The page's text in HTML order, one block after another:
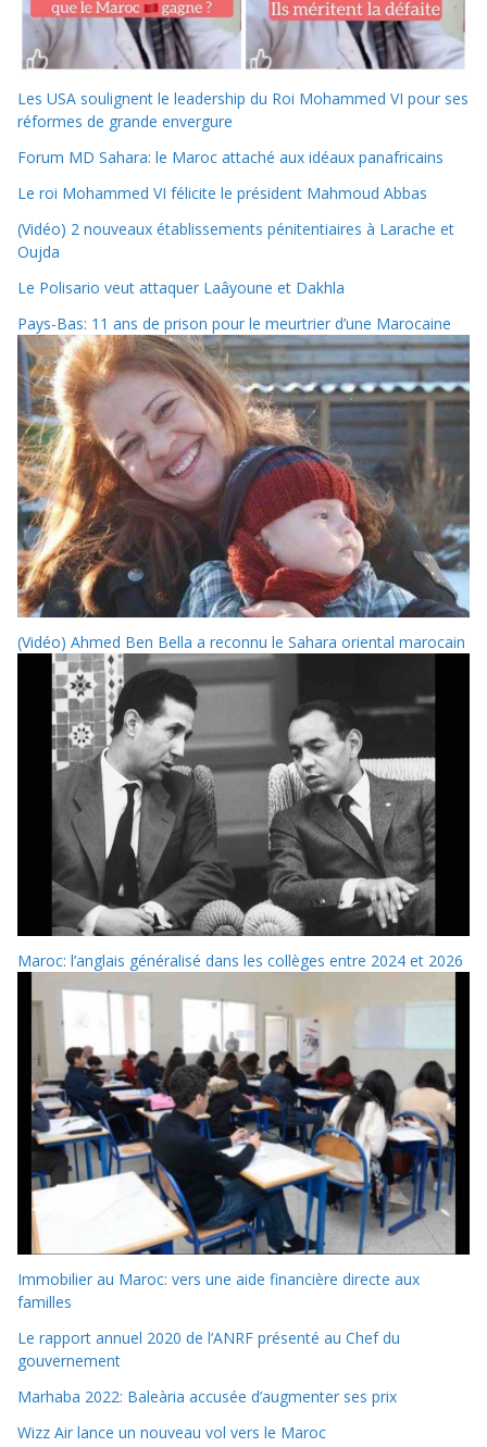
Les USA soulignent le leadership du Roi Mohammed VI pour ses
réformes de grande envergure
Forum MD Sahara: le Maroc attaché aux idéaux panafricains
Le roi Mohammed VI félicite le président Mahmoud Abbas
(Vidéo) 2 nouveaux établissements pénitentiaires à Larache et
Oujda
Le Polisario veut attaquer Laâyoune et Dakhla
Pays-Bas: 11 ans de prison pour le meurtrier d’une Marocaine
(Vidéo) Ahmed Ben Bella a reconnu le Sahara oriental marocain
Maroc: l’anglais généralisé dans les collèges entre 2024 et 2026
Immobilier au Maroc: vers une aide financière directe aux
familles
Le rapport annuel 2020 de l’ANRF présenté au Chef du
gouvernement
Marhaba 2022: Baleària accusée d’augmenter ses prix
Wizz Air lance un nouveau vol vers le Maroc